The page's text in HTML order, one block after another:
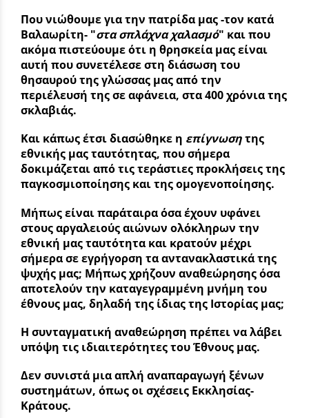
Που νιώθουμε για την πατρίδα μας -τον κατά
Βαλαωρίτη- "στα σπλάχνα χαλασμό" και που
ακόμα πιστεύουμε ότι η θρησκεία μας είναι
αυτή που συνετέλεσε στη διάσωση του
θησαυρού της γλώσσας μας από την
περιέλευσή της σε αφάνεια, στα 400 χρόνια της
σκλαβιάς.
Και κάπως έτσι διασώθηκε η επίγνωσητης
εθνικής μας ταυτότητας, που σήμερα
δοκιμάζεται από τις τεράστιες προκλήσεις της
παγκοσμιοποίησης και της ομογενοποίησης.
Μήπως είναι παράταιρα όσα έχουν υφάνει
στους αργαλειούς αιώνων ολόκληρων την
εθνική μας ταυτότητα και κρατούν μέχρι
σήμερα σε εγρήγορση τα αντανακλαστικά της
ψυχής μας; Μήπως χρήζουν αναθεώρησης όσα
αποτελούν την καταγεγραμμένη μνήμη του
έθνους μας, δηλαδή της ίδιας της Ιστορίας μας;
Η συνταγματική αναθεώρηση πρέπει να λάβει
υπόψη τις ιδιαιτερότητες του Έθνους μας.
Δεν συνιστά μια απλή αναπαραγωγή ξένων
συστημάτων, όπως οι σχέσεις Εκκλησίας-
Κράτους.